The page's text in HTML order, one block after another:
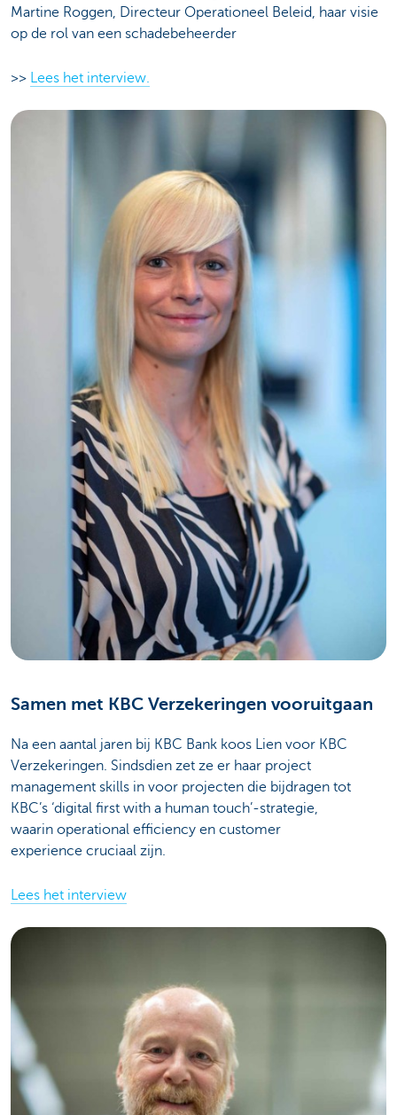
Martine Roggen, Directeur Operationeel Beleid, haar visie
op de rol van een schadebeheerder
>> Lees het interview.
Samen met KBC Verzekeringen vooruitgaan
Na een aantal jaren bij KBC Bank koos Lien voor KBC
Verzekeringen. Sindsdien zet ze er haar project
management skills in voor projecten die bijdragen tot
KBC’s ‘digital first with a human touch’-strategie,
waarin operational efficiency en customer
experience cruciaal zijn.
Lees het interview